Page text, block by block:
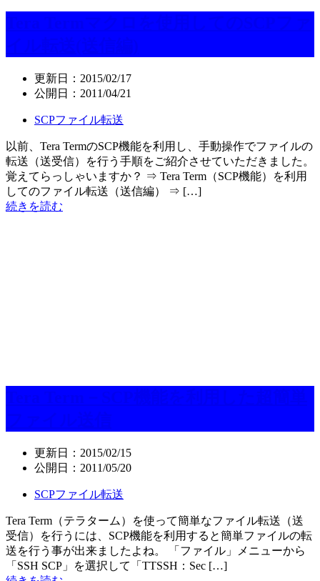
更新日： 2015/02/17
公開日： 2011/04/21
SCPファイル転送
以前、Tera TermのSCP機能を利用し、手動操作でファイルの
転送（送受信）を行う手順をご紹介させていただきました。
覚えてらっしゃいますか？ ⇒ Tera Term（SCP機能）を利用
してのファイル転送（送信編） ⇒ […]
続きを読む
更新日： 2015/02/15
公開日： 2011/05/20
SCPファイル転送
Tera Term（テラターム）を使って簡単なファイル転送（送
受信）を行うには、SCP機能を利用すると簡単ファイルの転
送を行う事が出来ましたよね。 「ファイル」メニューから
「SSH SCP」を選択して「TTSSH：Sec […]